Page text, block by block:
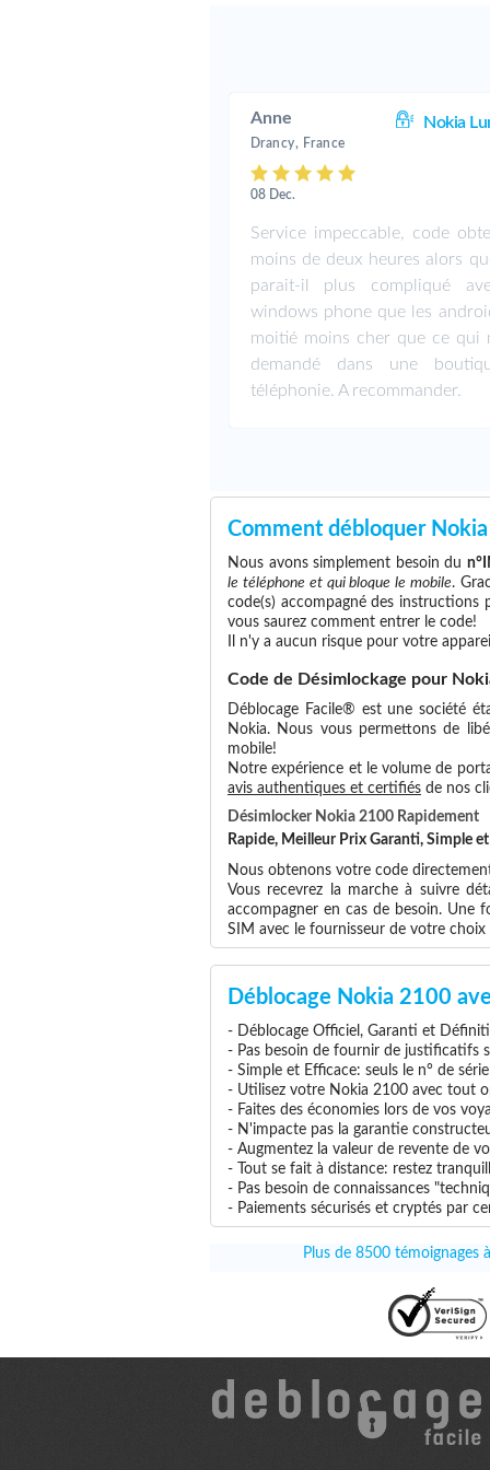
Anne Nokia
Drancy, France
08 Dec.
Service impeccable, code
moins de deux heures alors
parait-il plus compliqué
windows phone que les
moitié moins cher que ce qui
demandé dans une
téléphonie. A recommander.
Comment débloquer
Nous avons simplement besoin du
le téléphone et qui bloque le mobile.
code(s) accompagné des instructions
vous saurez comment entrer le code!
Il n'y a aucun risque pour votre
Code de Désimlockage pour
Déblocage Facile® est une société
Nokia. Nous vous permettons de
mobile!
Notre expérience et le volume de
avis authentiques et certifiés de nos
Désimlocker Nokia 2100 Rapidement
Rapide, Meilleur Prix Garanti, Simple
Nous obtenons votre code
Vous recevrez la marche à suivre
accompagner en cas de besoin. Une
SIM avec le fournisseur de votre
Déblocage Nokia 2100
- Déblocage Officiel, Garanti et
- Pas besoin de fournir de justificatifs
- Simple et Efficace: seuls le n° de
- Utilisez votre Nokia 2100 avec tout
- Faites des économies lors de vos
- N'impacte pas la garantie
- Augmentez la valeur de revente de
- Tout se fait à distance: restez
- Pas besoin de connaissances
- Paiements sécurisés et cryptés par
Plus de 8500 témoignages